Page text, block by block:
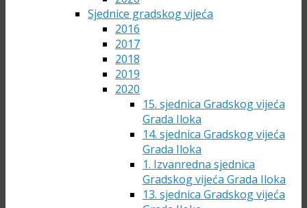
Sjednice gradskog vijeća
2016
2017
2018
2019
2020
15. sjednica Gradskog vijeća
Grada Iloka
14. sjednica Gradskog vijeća
Grada Iloka
1. Izvanredna sjednica
Gradskog vijeća Grada Iloka
13. sjednica Gradskog vijeća